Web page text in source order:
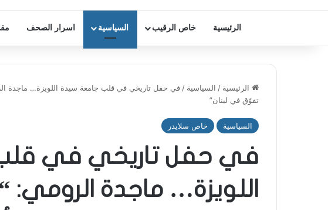
الرئيسية خاص الرقيب السياسية اسرار الصحف
الرئيسية / السياسية / في حفل تاريخي في قلب جامعة سيدة اللويزة… ماجدة
تفوّق في لبنان”
السياسية خاص سلايدر
في حفل تاريخي في
اللويزة… ماجدة الرومي: